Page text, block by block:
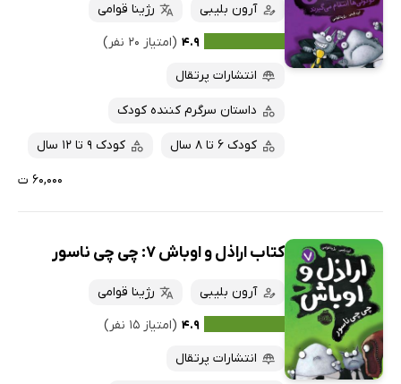
پرفروش‌ها
پربحث‌ها
ارزان ترین‌ها
کتاب‌های متنی
آرون بلیبی
رژینا قوامی
۴.۹ (امتیاز ۲۰ نفر)
انتشارات پرتقال
داستان سرگرم کننده کودک
کودک 6 تا 8 سال کودک 9 تا 12 سال
۶۰,۰۰۰ ت
کتاب اراذل و اوباش 7: چی چی ناسور
آرون بلیبی
رژینا قوامی
۴.۹ (امتیاز ۱۵ نفر)
انتشارات پرتقال